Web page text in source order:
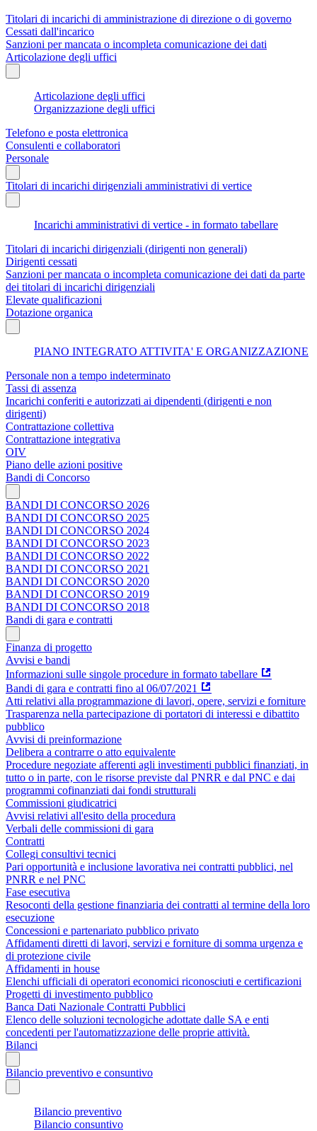
Titolari di incarichi di amministrazione di direzione o di governo
Cessati dall'incarico
Sanzioni per mancata o incompleta comunicazione dei dati
Articolazione degli uffici
Articolazione degli uffici
Organizzazione degli uffici
Telefono e posta elettronica
Consulenti e collaboratori
Personale
Titolari di incarichi dirigenziali amministrativi di vertice
Incarichi amministrativi di vertice - in formato tabellare
Titolari di incarichi dirigenziali (dirigenti non generali)
Dirigenti cessati
Sanzioni per mancata o incompleta comunicazione dei dati da parte
dei titolari di incarichi dirigenziali
Elevate qualificazioni
Dotazione organica
PIANO INTEGRATO ATTIVITA' E ORGANIZZAZIONE
Personale non a tempo indeterminato
Tassi di assenza
Incarichi conferiti e autorizzati ai dipendenti (dirigenti e non
dirigenti)
Contrattazione collettiva
Contrattazione integrativa
OIV
Piano delle azioni positive
Bandi di Concorso
BANDI DI CONCORSO 2026
BANDI DI CONCORSO 2025
BANDI DI CONCORSO 2024
BANDI DI CONCORSO 2023
BANDI DI CONCORSO 2022
BANDI DI CONCORSO 2021
BANDI DI CONCORSO 2020
BANDI DI CONCORSO 2019
BANDI DI CONCORSO 2018
Bandi di gara e contratti
Finanza di progetto
Avvisi e bandi
Informazioni sulle singole procedure in formato tabellare
Bandi di gara e contratti fino al 06/07/2021
Atti relativi alla programmazione di lavori, opere, servizi e forniture
Trasparenza nella partecipazione di portatori di interessi e dibattito
pubblico
Avvisi di preinformazione
Delibera a contrarre o atto equivalente
Procedure negoziate afferenti agli investimenti pubblici finanziati, in
tutto o in parte, con le risorse previste dal PNRR e dal PNC e dai
programmi cofinanziati dai fondi strutturali
Commissioni giudicatrici
Avvisi relativi all'esito della procedura
Verbali delle commissioni di gara
Contratti
Collegi consultivi tecnici
Pari opportunità e inclusione lavorativa nei contratti pubblici, nel
PNRR e nel PNC
Fase esecutiva
Resoconti della gestione finanziaria dei contratti al termine della loro
esecuzione
Concessioni e partenariato pubblico privato
Affidamenti diretti di lavori, servizi e forniture di somma urgenza e
di protezione civile
Affidamenti in house
Elenchi ufficiali di operatori economici riconosciuti e certificazioni
Progetti di investimento pubblico
Banca Dati Nazionale Contratti Pubblici
Elenco delle soluzioni tecnologiche adottate dalle SA e enti
concedenti per l'automatizzazione delle proprie attività.
Bilanci
Bilancio preventivo e consuntivo
Bilancio preventivo
Bilancio consuntivo